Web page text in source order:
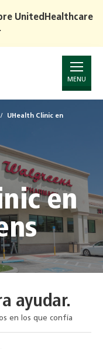
UnitedHealthcare
.
MENU
UHealth Clinic en
en
ayudar.
en los que confía